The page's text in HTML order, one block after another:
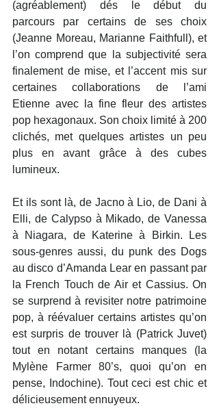
(agréablement) dés le début du
parcours par certains de ses choix
(Jeanne Moreau, Marianne Faithfull), et
l’on comprend que la subjectivité sera
finalement de mise, et l’accent mis sur
certaines collaborations de l’ami
Etienne avec la fine fleur des artistes
pop hexagonaux. Son choix limité à 200
clichés, met quelques artistes un peu
plus en avant grâce à des cubes
lumineux.
Et ils sont là, de Jacno à Lio, de Dani à
Elli, de Calypso à Mikado, de Vanessa
à Niagara, de Katerine à Birkin. Les
sous-genres aussi, du punk des Dogs
au disco d’Amanda Lear en passant par
la French Touch de Air et Cassius. On
se surprend à revisiter notre patrimoine
pop, à réévaluer certains artistes qu’on
est surpris de trouver là (Patrick Juvet)
tout en notant certains manques (la
Mylène Farmer 80’s, quoi qu’on en
pense, Indochine). Tout ceci est chic et
délicieusement ennuyeux.